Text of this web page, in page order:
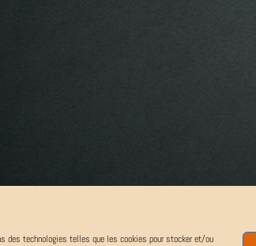
des technologies telles que les cookies pour stocker et/ou